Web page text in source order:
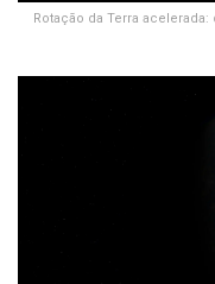
Rotação da Terra